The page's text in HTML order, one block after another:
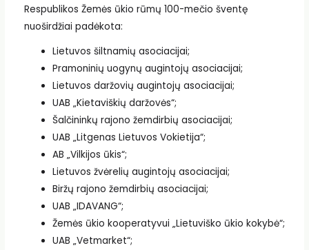
Respublikos Žemės ūkio rūmų 100-mečio šventę
nuoširdžiai padėkota:
Lietuvos šiltnamių asociacijai;
Pramoninių uogynų augintojų asociacijai;
Lietuvos daržovių augintojų asociacijai;
UAB „Kietaviškių daržovės“;
Šalčininkų rajono žemdirbių asociacijai;
UAB „Litgenas Lietuvos Vokietija“;
AB „Vilkijos ūkis“;
Lietuvos žvėrelių augintojų asociacijai;
Biržų rajono žemdirbių asociacijai;
UAB „IDAVANG“;
Žemės ūkio kooperatyvui „Lietuviško ūkio kokybė“;
UAB „Vetmarket“;